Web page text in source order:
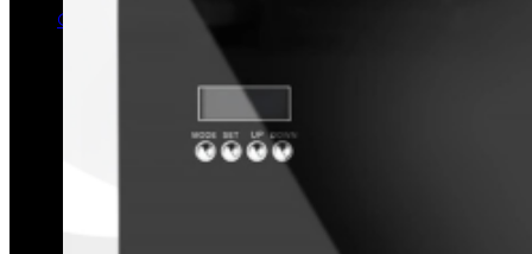
Quay trở lại cửa hàng